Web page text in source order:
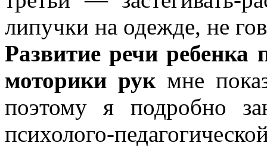
липучки на одежде, не
Развитие речи ребенка
моторики рукмне
поэтому я подробно
психолого-